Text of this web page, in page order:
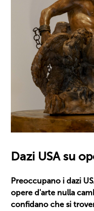
Dazi USA su
Preoccupano i dazi
opere d'arte nulla
confidano che si